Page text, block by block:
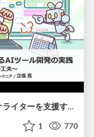
【CEDEC2026】ゲームシナリオライターを支援するAIツール開発の実践 ― 設計とプロンプトの工夫 ―
1 770